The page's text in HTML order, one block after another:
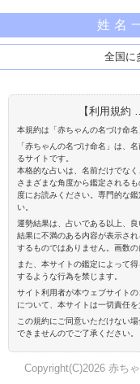
姓名
全国に
【利用規約
本規約は「赤ちゃんの名づけ命
「赤ちゃんの名づけ命名」は、
るサイトです。
本格的な占いは、名前だけでな
さまざまな角度から鑑定される
度にお読みください。専門的な
い。
運勢結果は、占いである以上、
結果に不満のある内容が表示さ
するものではありません。画数
また、本サイトの鑑定によって
するような行為を禁じます。
サイト利用者が本ウェブサイト
について、本サイトは一切責任を
この規約にご同意いただけない
できませんのでご了承ください。
Copyright(C)2026 赤ち